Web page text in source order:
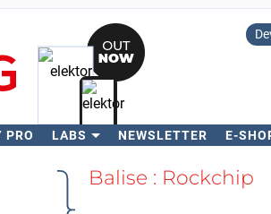
PRO LABS NEWSLETTER E-
RechercherBalise : Rockchip